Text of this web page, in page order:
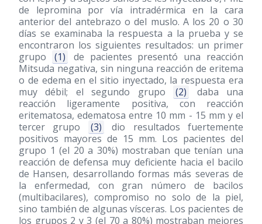
de lepromina por vía intradérmica en la cara
anterior del antebrazo o del muslo. A los 20 o 30
días se examinaba la respuesta a la prueba y se
encontraron los siguientes resultados: un primer
grupo
(1)
de pacientes presentó una reacción
Mitsuda negativa, sin ninguna reacción de eritema
o de edema en el sitio inyectado, la respuesta era
muy débil; el segundo grupo
(2)
daba una
reacción ligeramente positiva, con reacción
eritematosa, edematosa entre 10 mm - 15 mm y el
tercer grupo
(3)
dio resultados fuertemente
positivos mayores de 15 mm. Los pacientes del
grupo 1 (el 20 a 30%) mostraban que tenían una
reacción de defensa muy deficiente hacia el bacilo
de Hansen, desarrollando formas más severas de
la enfermedad, con gran número de bacilos
(multibacilares), compromiso no solo de la piel,
sino también de algunas vísceras. Los pacientes de
los grupos 2 y 3 (el 70 a 80%) mostraban mejores